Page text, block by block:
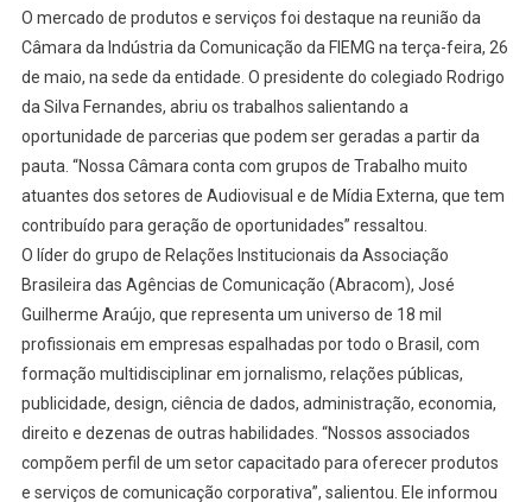
O mercado de produtos e serviços foi destaque na reunião da
Câmara da Indústria da Comunicação da FIEMG na terça-feira, 26
de maio, na sede da entidade. O presidente do colegiado Rodrigo
da Silva Fernandes, abriu os trabalhos salientando a
oportunidade de parcerias que podem ser geradas a partir da
pauta. “Nossa Câmara conta com grupos de Trabalho muito
atuantes dos setores de Audiovisual e de Mídia Externa, que tem
contribuído para geração de oportunidades” ressaltou.
O líder do grupo de Relações Institucionais da Associação
Brasileira das Agências de Comunicação (Abracom), José
Guilherme Araújo, que representa um universo de 18 mil
profissionais em empresas espalhadas por todo o Brasil, com
formação multidisciplinar em jornalismo, relações públicas,
publicidade, design, ciência de dados, administração, economia,
direito e dezenas de outras habilidades. “Nossos associados
compõem perfil de um setor capacitado para oferecer produtos
e serviços de comunicação corporativa”, salientou. Ele informou